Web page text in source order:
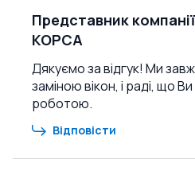
Представник компанії
КОРСА
Дякуємо за відгук! Ми
заміною вікон, і раді, що
роботою.
Відповісти